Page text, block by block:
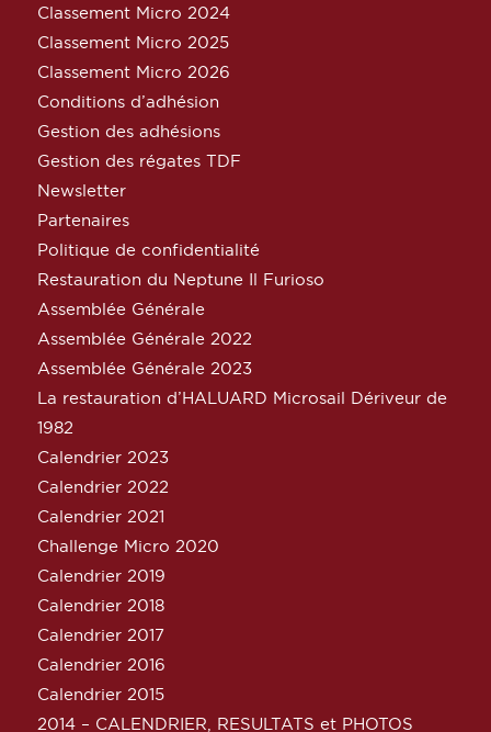
Classement Micro 2024
Classement Micro 2025
Classement Micro 2026
Conditions d’adhésion
Gestion des adhésions
Gestion des régates TDF
Newsletter
Partenaires
Politique de confidentialité
Restauration du Neptune Il Furioso
Assemblée Générale
Assemblée Générale 2022
Assemblée Générale 2023
La restauration d’HALUARD Microsail Dériveur de
1982
Calendrier 2023
Calendrier 2022
Calendrier 2021
Challenge Micro 2020
Calendrier 2019
Calendrier 2018
Calendrier 2017
Calendrier 2016
Calendrier 2015
2014 – CALENDRIER, RESULTATS et PHOTOS